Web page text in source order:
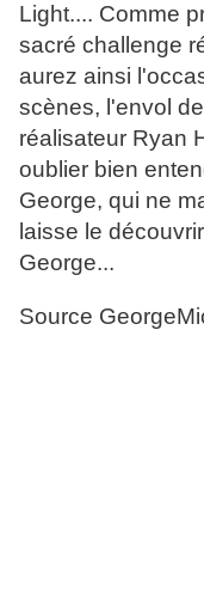
Light.... Comme
sacré challenge
aurez ainsi
scènes, l'envol
réalisateur Ryan
oublier bien
George, qui ne
laisse le
George...
Source